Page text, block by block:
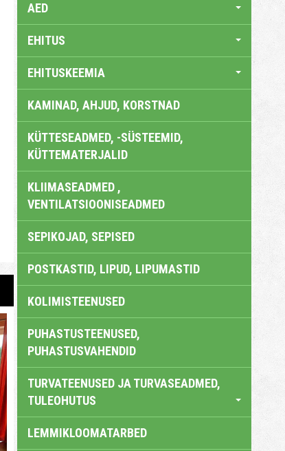
AED
EHITUS
EHITUSKEEMIA
KAMINAD, AHJUD, KORSTNAD
KÜTTESEADMED, -SÜSTEEMID,
KÜTTEMATERJALID
KLIIMASEADMED ,
VENTILATSIOONISEADMED
SEPIKOJAD, SEPISED
POSTKASTID, LIPUD, LIPUMASTID
KOLIMISTEENUSED
PUHASTUSTEENUSED,
PUHASTUSVAHENDID
TURVATEENUSED JA TURVASEADMED,
TULEOHUTUS
LEMMIKLOOMATARBED